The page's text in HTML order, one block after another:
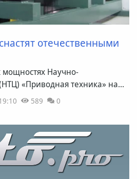
отечественными
мощностях Научно-
«Приводная техника» на...
589 0